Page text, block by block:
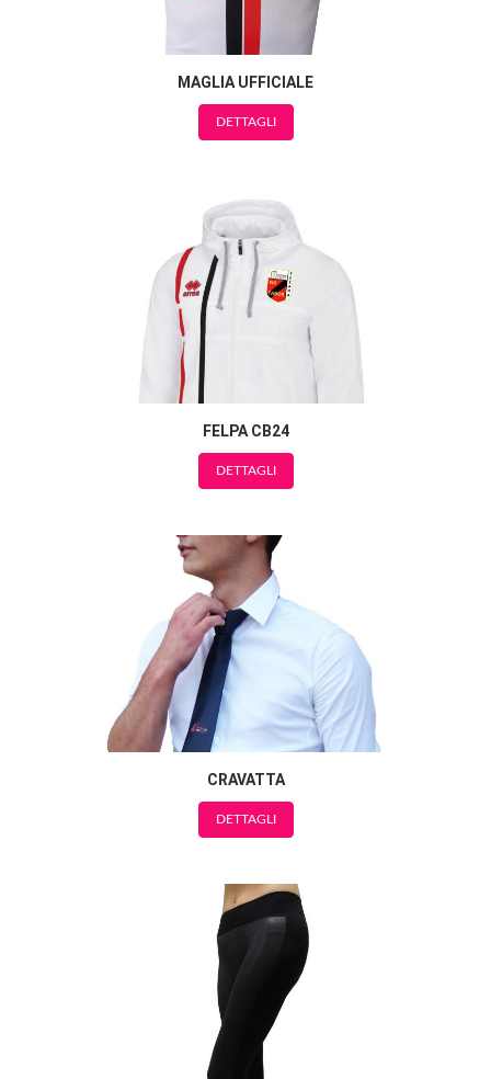
MAGLIA UFFICIALE
DETTAGLI
FELPA CB24
DETTAGLI
CRAVATTA
DETTAGLI